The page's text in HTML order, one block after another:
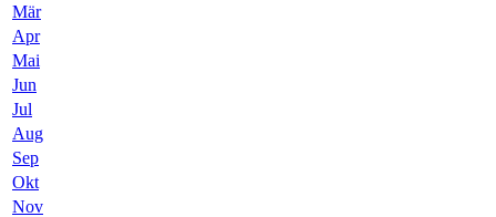
Mär
Apr
Mai
Jun
Jul
Aug
Sep
Okt
Nov